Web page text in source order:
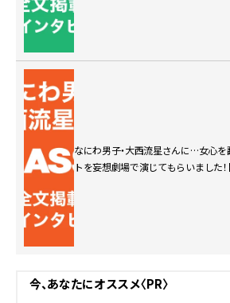
なにわ男子・大西流星さんに…女心を
トを妄想劇場で演じてもらいました！
今、あなたにオススメ〈PR〉